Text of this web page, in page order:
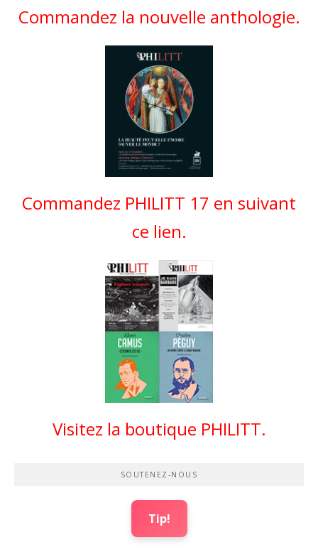
Commandez la nouvelle anthologie.
Commandez PHILITT 17 en suivant
ce lien.
Visitez la boutique PHILITT.
SOUTENEZ-NOUS
Tip!